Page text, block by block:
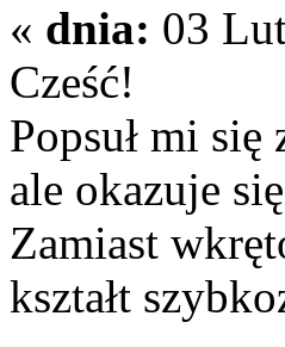
« dnia: 03
Cześć!
Popsuł mi
ale okazuje
Zamiast
kształt